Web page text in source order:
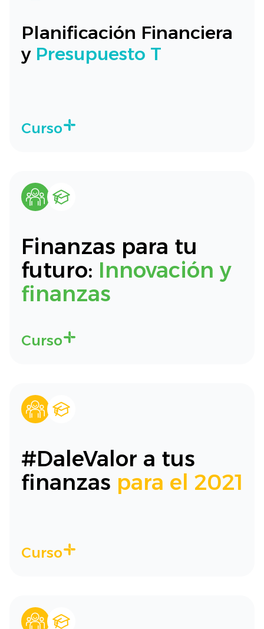
Planificación Financiera
y Presupuesto T
Curso
Finanzas para tu
futuro: Innovación y
finanzas
Curso
#DaleValor a tus
finanzas para el 2021
Curso